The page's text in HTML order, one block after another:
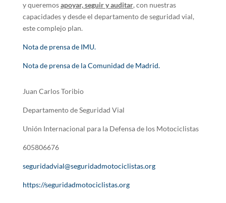
y queremosapoyar, seguir y auditar, con nuestras
capacidades y desde el departamento de seguridad vial,
este complejo plan.
Nota de prensa de IMU.
Nota de prensa de la Comunidad de Madrid.
Juan Carlos Toribio
Departamento de Seguridad Vial
Unión Internacional para la Defensa de los Motociclistas
605806676
seguridadvial@seguridadmotociclistas.org
https://seguridadmotociclistas.org